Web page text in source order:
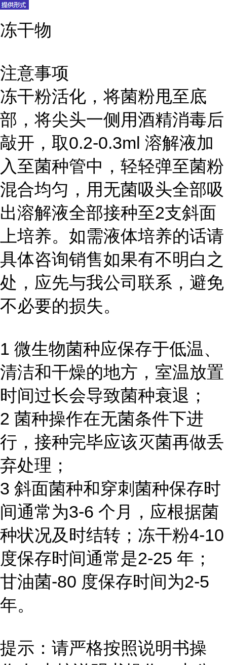
冻干物
注意事项
冻干粉活化，将菌粉甩至底
部，将尖头一侧用酒精消毒后
敲开，取0.2-0.3ml 溶解液加
入至菌种管中，轻轻弹至菌粉
混合均匀，用无菌吸头全部吸
出溶解液全部接种至2支斜面
上培养。如需液体培养的话请
具体咨询销售如果有不明白之
处，应先与我公司联系，避免
不必要的损失。
1 微生物菌种应保存于低温、
清洁和干燥的地方，室温放置
时间过长会导致菌种衰退；
2 菌种操作在无菌条件下进
行，接种完毕应该灭菌再做丢
弃处理；
3 斜面菌种和穿刺菌种保存时
间通常为3-6 个月，应根据菌
种状况及时结转；冻干粉4-10
度保存时间通常是2-25 年；
甘油菌-80 度保存时间为2-5
年。
提示：请严格按照说明书操